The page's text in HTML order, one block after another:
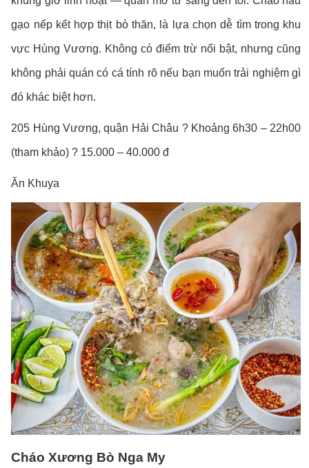
gạo nếp kết hợp thịt bò thăn, là lựa chọn dễ tìm trong khu
vực Hùng Vương. Không có điểm trừ nổi bật, nhưng cũng
không phải quán có cá tính rõ nếu bạn muốn trải nghiệm gì
đó khác biệt hơn.
205 Hùng Vương, quận Hải Châu ? Khoảng 6h30 – 22h00
(tham khảo) ? 15.000 – 40.000 đ
Ăn Khuya
Cháo Xương Bò Nga My